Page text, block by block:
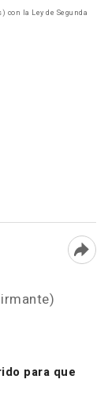
con la Ley de Segunda
para que